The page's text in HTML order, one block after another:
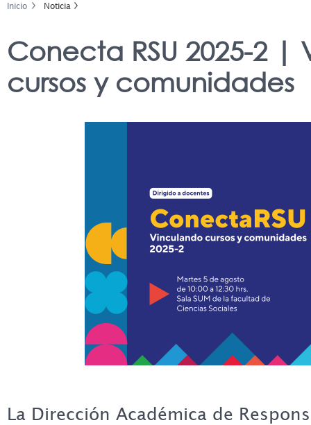
Inicio Noticia
Conecta RSU 2025-2 |
cursos y comunidades
La Dirección Académica de